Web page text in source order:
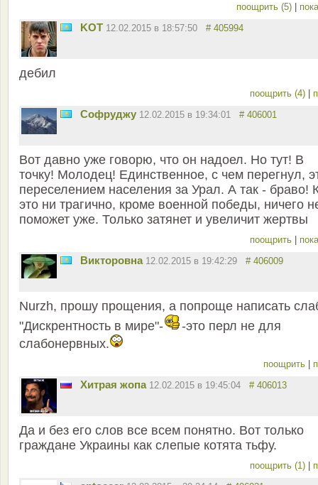
поощрить (5)
KOT 12.02.2015 в 18:57:50 # 405994
дебил
поощрить (4)
Софруджу 12.02.2015 в 19:34:01 # 406001
Вот давно уже говорю, что он надоел. Но тут! В
точку! Молодец! Единственное, с чем перегнул,
переселением населения за Урал. А так - браво!
это ни трагично, кроме военной победы, ничего
поможет уже. Только затянет и увеличит жертвы
поощрить
Викторовна 12.02.2015 в 19:42:29 # 406009
Nurzh, прошу прощения, а попроще написать
"Дискрентность в мире"-
-это перл не для
слабонервных.
поощрить
Хитрая жопа 12.02.2015 в 19:45:04 # 406013
Да и без его слов все всем понятно. Вот только
граждане Украины как слепые котята тьфу.
поощрить (1)